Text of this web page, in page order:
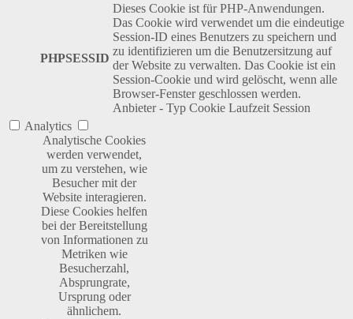
PHPSESSID
Dieses Cookie ist für PHP-Anwendungen.
Das Cookie wird verwendet um die eindeutige
Session-ID eines Benutzers zu speichern und
zu identifizieren um die Benutzersitzung auf
der Website zu verwalten. Das Cookie ist ein
Session-Cookie und wird gelöscht, wenn alle
Browser-Fenster geschlossen werden.
Anbieter - Typ Cookie Laufzeit Session
Analytics
Analytische Cookies
werden verwendet,
um zu verstehen, wie
Besucher mit der
Website interagieren.
Diese Cookies helfen
bei der Bereitstellung
von Informationen zu
Metriken wie
Besucherzahl,
Absprungrate,
Ursprung oder
ähnlichem.